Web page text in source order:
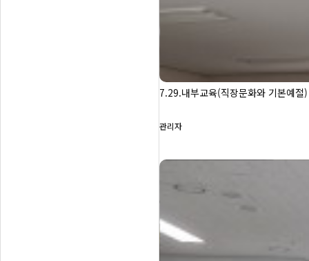
7.29.내부교육(직장문화와 기본예절)
관리자